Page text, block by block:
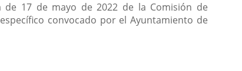
17 de mayo de 2022 de la Comisión de
convocado por el Ayuntamiento de